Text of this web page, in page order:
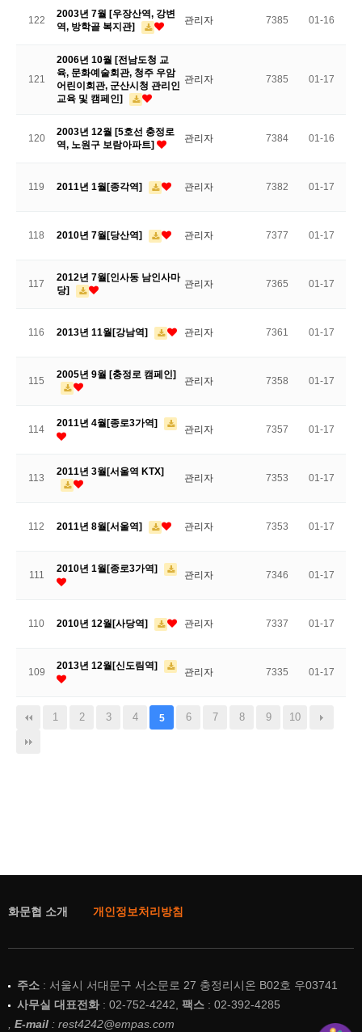
122
2003년 7월 [우장산역, 강변
역, 방학골 복지관]
관리자 7385 01-16
121
2006년 10월 [전남도청 교
육, 문화예술회관, 청주 우암
어린이회관, 군산시청 관리인
교육 및 캠페인]
관리자 7385 01-17
120
2003년 12월 [5호선 충정로
역, 노원구 보람아파트]
관리자 7384 01-16
119 2011년 1월[종각역] 관리자 7382 01-17
118 2010년 7월[당산역] 관리자 7377 01-17
117
2012년 7월[인사동 남인사마
당]
관리자 7365 01-17
116 2013년 11월[강남역] 관리자 7361 01-17
115
2005년 9월 [충정로 캠페인]
관리자 7358 01-17
114
2011년 4월[종로3가역]
관리자 7357 01-17
113
2011년 3월[서울역 KTX]
관리자 7353 01-17
112 2011년 8월[서울역] 관리자 7353 01-17
111
2010년 1월[종로3가역]
관리자 7346 01-17
110 2010년 12월[사당역] 관리자 7337 01-17
109
2013년 12월[신도림역]
관리자 7335 01-17
1 2 3 4 5 6 7 8 9 10
화문협 소개 개인정보처리방침
주소 : 서울시 서대문구 서소문로 27 충정리시온 B02호 우03741
사무실 대표전화: 02-752-4242, 팩스 : 02-392-4285
E-mail : rest4242@empas.com